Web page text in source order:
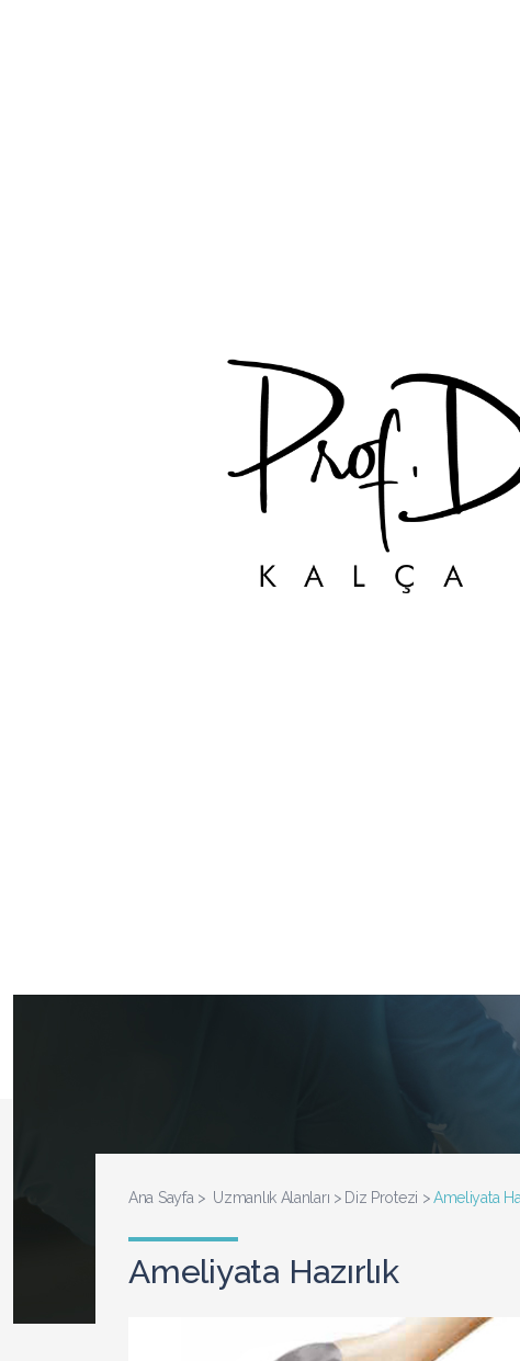
Ana Sayfa Uzmanlık Alanları Diz Protezi Ameliyata
Ameliyata Hazırlık